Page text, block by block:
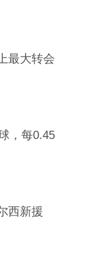
最大转会
，每0.45
西新援